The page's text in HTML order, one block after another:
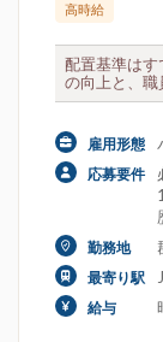
高時給
配置基準は
の向上と、職
雇用形態
応募要件
勤務地
最寄り駅
給与